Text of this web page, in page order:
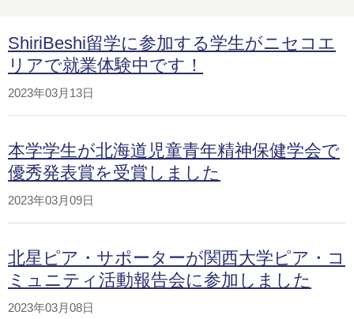
ShiriBeshi留学に参加する学生がニセコエ
リアで就業体験中です！
2023年03月13日
本学学生が北海道児童青年精神保健学会で
優秀発表賞を受賞しました
2023年03月09日
北星ピア・サポーターが関西大学ピア・コ
ミュニティ活動報告会に参加しました
2023年03月08日